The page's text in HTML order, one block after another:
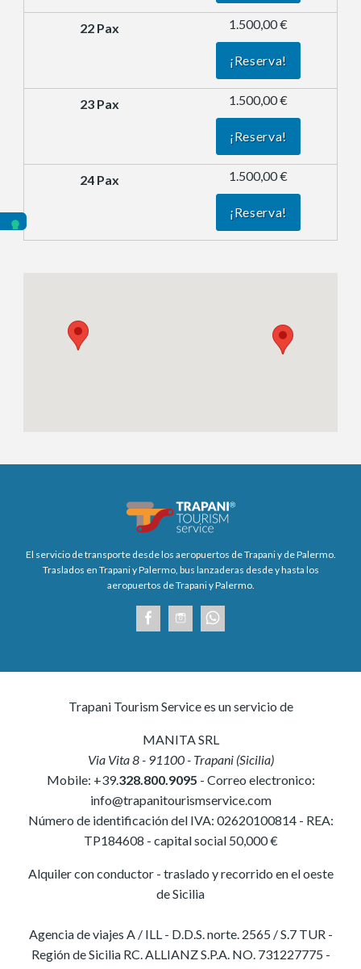
1.500,00 €
¡Reserva!
1.500,00 €
¡Reserva!
1.500,00 €
¡Reserva!
El servicio de transporte desde los aeropuertos de Trapani y de Palermo.
Traslados en Trapani y Palermo, bus lanzaderas desde y hasta los
aeropuertos de Trapani y Palermo.
Trapani Tourism Service es un servicio de
MANITA SRL
Via Vita 8- 91100- Trapani(Sicilia)
Mobile: +39.328.800.9095 - Correo electronico:
info@trapanitourismservice.com
Número de identificación del IVA: 02620100814- REA:
TP184608 - capital social 50,000 €
Alquiler con conductor - traslado y recorrido en el oeste
de Sicilia
Agencia de viajes A / ILL - D.D.S. norte. 2565 / S.7 TUR -
Región de Sicilia RC. ALLIANZ S.P.A. NO. 731227775 -